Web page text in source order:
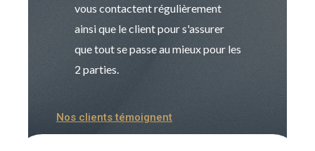
vous contactent régulièrement
ainsi que le client pour s'assurer
que tout se passe au mieux pour les
2 parties.
Nos clients témoignent